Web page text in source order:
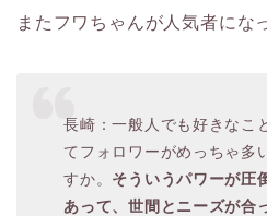
またフワちゃんが人気者にな
長崎：一般人でも好きなこ
てフォロワーがめっちゃ多
すか。 そういうパワーが圧
あって、世間とニーズが合